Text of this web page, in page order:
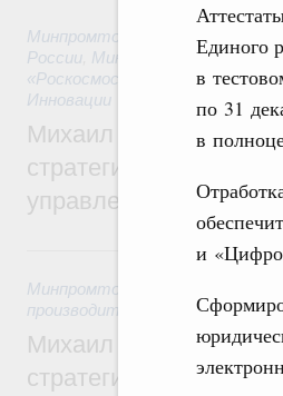
Единого
в
по 31
в
и
Минпромторг России,Минфин
России Минсельхоз России,
«Роскосмос»
Госкорпорация
Инновации
Михаил Мишустин
стратегической
управления научно-
Минпромторг России
производительности труда и
Михаил Мишустин
стратегической